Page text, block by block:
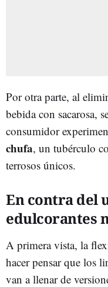
Por otra parte, al
bebida con sacarosa,
consumidor
chufa, un tubérculo
terrosos únicos.
En contra del
edulcorantes
A primera vista, la
hacer pensar que los
van a llenar de